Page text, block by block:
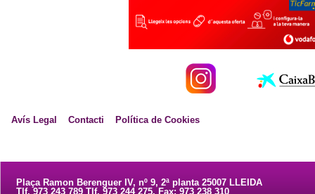
Avís Legal Contacti Política de Cookies
Plaça Ramon Berenguer IV, nº 9, 2ª planta 25007 LLEIDA
Tlf. 973 243 789 Tlf. 973 244 275. Fax: 973 238 310